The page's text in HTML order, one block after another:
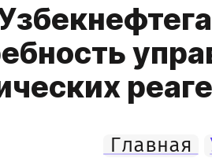
Главная